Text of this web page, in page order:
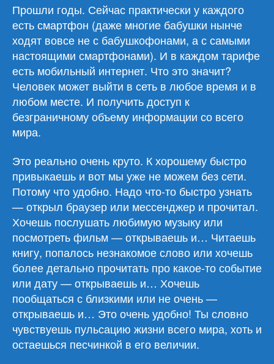
Прошли годы. Сейчас практически у каждого
есть смартфон (даже многие бабушки нынче
ходят вовсе не с бабушкофонами, а с самыми
настоящими смартфонами). И в каждом тарифе
есть мобильный интернет. Что это значит?
Человек может выйти в сеть в любое время и в
любом месте. И получить доступ к
безграничному объему информации со всего
мира.
Это реально очень круто. К хорошему быстро
привыкаешь и вот мы уже не можем без сети.
Потому что удобно. Надо что-то быстро узнать
— открыл браузер или мессенджер и прочитал.
Хочешь послушать любимую музыку или
посмотреть фильм — открываешь и… Читаешь
книгу, попалось незнакомое слово или хочешь
более детально прочитать про какое-то событие
или дату — открываешь и… Хочешь
пообщаться с близкими или не очень —
открываешь и… Это очень удобно! Ты словно
чувствуешь пульсацию жизни всего мира, хоть и
остаешься песчинкой в его величии.